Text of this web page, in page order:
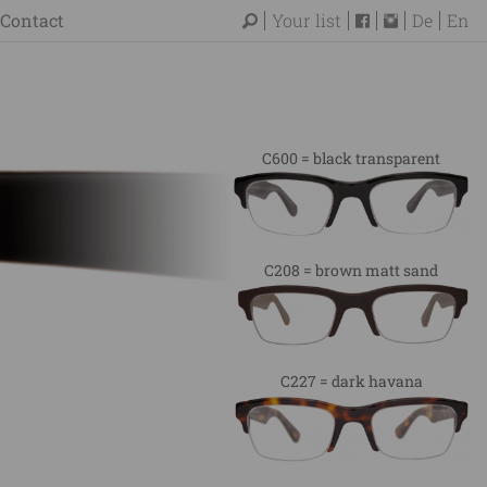
Contact Your list De En
C600 = black transparent
C208 = brown matt sand
C227 = dark havana